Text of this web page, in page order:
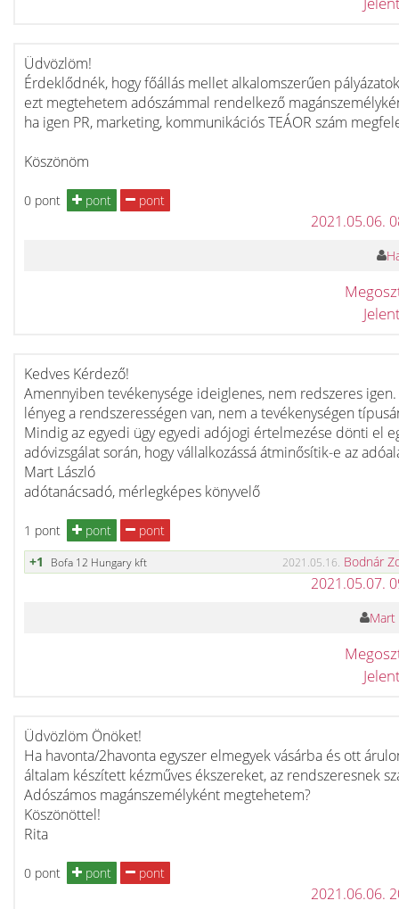
Üdvözlöm!
Érdeklődnék, hogy főállás mellet alkalomszerűen
ezt megtehetem adószámmal rendelkező
ha igen PR, marketing, kommunikációs TEÁOR szám
Köszönöm
0 pont pont pont
2021.05.06.
Kedves Kérdező!
Amennyiben tevékenysége ideiglenes, nem redszeres igen.
lényeg a rendszerességen van, nem a tevékenységen
Mindig az egyedi ügy egyedi adójogi értelmezése dönti el
adóvizsgálat során, hogy vállalkozássá átminősítik-e az
Mart László
adótanácsadó, mérlegképes könyvelő
1 pont pont
pont
+1
Bofa 12 Hungary kft 2021.05.16. Bodnár
2021.05.07.
Mart
Üdvözlöm Önöket!
Ha havonta/2havonta egyszer elmegyek vásárba és ott
általam készített kézműves ékszereket, az rendszeresnek
Adószámos magánszemélyként megtehetem?
Köszönöttel!
Rita
0 pont pont pont
2021.06.06.